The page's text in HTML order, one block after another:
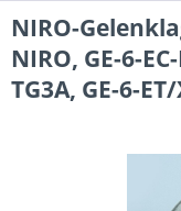
NIRO-
NIRO, GE-6-
TG3A, GE-6-